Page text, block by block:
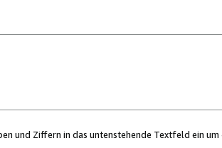
und Ziffern in das untenstehende Textfeld ein um